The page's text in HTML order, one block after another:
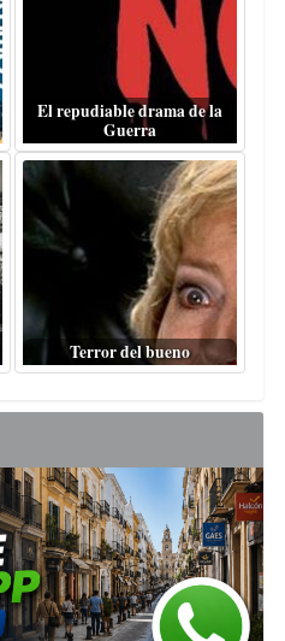
El repudiable drama de la
Guerra
Terror del bueno